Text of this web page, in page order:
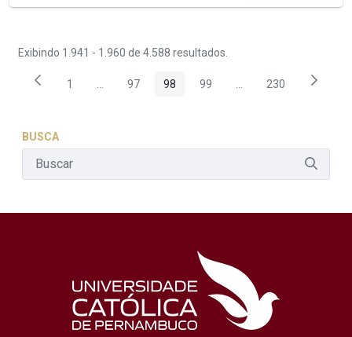
Exibindo 1.941 - 1.960 de 4.588 resultados.
Página
1 Páginas intermediárias Usar ABA para navegar.
Página
97 Página
98 Página
99 PáginasPágina
230
BUSCA